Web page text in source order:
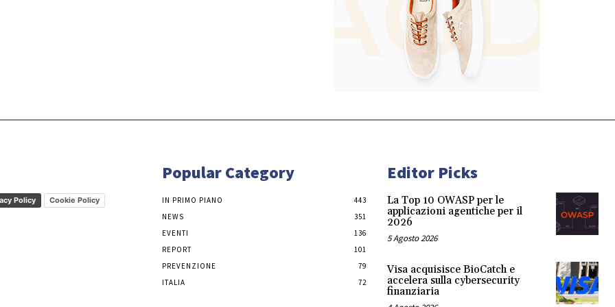
Policy Cookie Policy
Popular Category
IN PRIMO PIANO
443
NEWS
351
EVENTI
136
REPORT
101
PREVENZIONE
79
ITALIA
72
Editor Picks
La Top 10 OWASP per le
applicazioni agentiche per il
2026
5 Agosto 2026
Visa acquisisce BioCatch e
accelera sulla cybersecurity
finanziaria